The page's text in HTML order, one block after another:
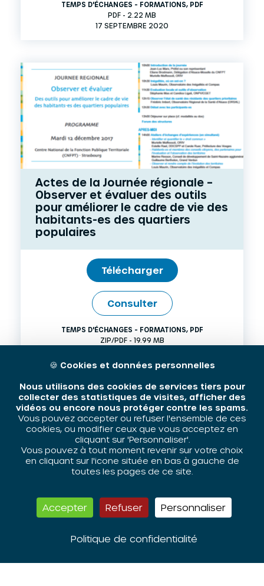
TEMPS D'ÉCHANGES - FORMATIONS, PDF
PDF - 2.22 MB
17 SEPTEMBRE 2020
Actes de la Journée régionale –
Observer et évaluer des outils
pour améliorer le cadre de vie des
habitants-es des quartiers
populaires
Télécharger
Consulter
TEMPS D'ÉCHANGES - FORMATIONS, PDF
ZIP/PDF - 19.99 MB
Actu sur… N°117 : L’évaluation à
mi-parcours des Contrats de ville
🍪 Cookies et données personnelles
Nous utilisons des cookies de services tiers pour
collecter des statistiques de visites, afficher des
vidéos ou encore nous protéger contre les spams.
Vous pouvez accepter ou refuser l'ensemble de ces
cookies, ou modifier ceux que vous acceptez en
cliquant sur 'Personnaliser'.
Vous pouvez à tout moment revenir sur votre choix
en cliquant sur l'icone située en bas à gauche de
toutes les pages de ce site.
Accepter Refuser Personnaliser
Politique de confidentialité